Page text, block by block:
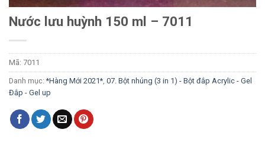
Nước lưu huỳnh 150 ml – 7011
Mã: 7011
Danh mục:*Hàng Mới 2021*, 07. Bột nhúng (3 in 1) - Bột đắp Acrylic - Gel
Đắp - Gel up